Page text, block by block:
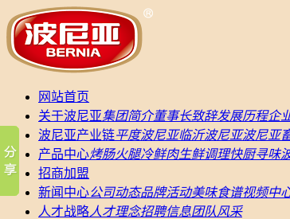
网站首页
关于波尼亚集团简介董事长致辞发展历程企
波尼亚产业链平度波尼亚临沂波尼亚波尼亚
产品中心烤肠火腿冷鲜肉生鲜调理快厨寻味
招商加盟
新闻中心公司动态品牌活动美味食谱视频中
人才战略人才理念招聘信息团队风采